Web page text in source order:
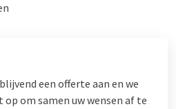
een offerte aan en we
om samen uw wensen af te